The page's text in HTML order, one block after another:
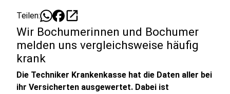
Teilen: open_in_new
Wir Bochumerinnen und Bochumer
melden uns vergleichsweise häufig
krank
Die Techniker Krankenkasse hat die Daten aller bei
ihr Versicherten ausgewertet. Dabei ist